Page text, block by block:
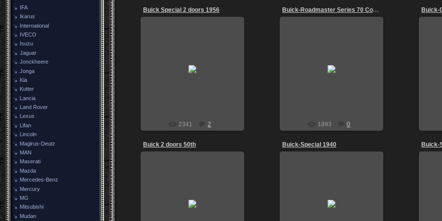
IFA
Ikarus
International
IVECO
Isuzu
Jaguar
Jonckheere
Jonga
Kia
Kutter
Lancia
Land Rover
Lexus
Lifan
Lincoln
Magirus-Deutz
MAN
Maserati
Mazda
Mercedes-Benz
Mercury
MG
Mitsubishi
Mudan
Buick Special 2 doors 1956
2341 2
Buick-Roadmaster Series 70 Convertible 1955
1893 0
Buick 2 doors 50th Buick-Special 1940
На корме-выцвевшее на солнце
варенье.
Buick-